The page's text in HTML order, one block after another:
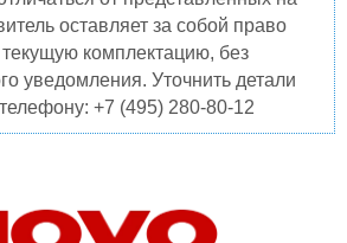
оставляет за собой право
комплектацию, без
уведомления. Уточнить детали
+7 (495) 280-80-12